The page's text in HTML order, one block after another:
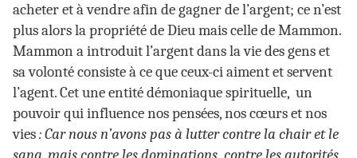
acheter et à vendre afin de gagner de l’argent; ce n’est
plus alors la propriété de Dieu mais celle de Mammon.
Mammon a introduit l’argent dans la vie des gens et
sa volonté consiste à ce que ceux-ci aiment et servent
l’agent. Cet une entité démoniaque spirituelle, un
pouvoir qui influence nos pensées, nos cœurs et nos
vies: Car nous n’avons pas à lutter contre la chair et le